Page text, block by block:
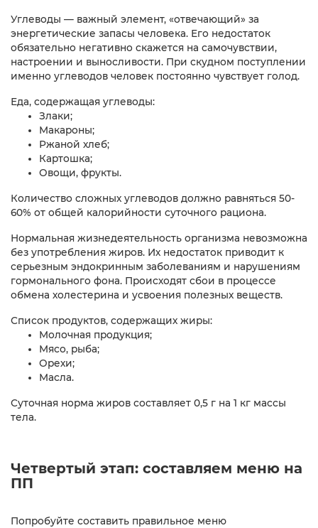
Углеводы — важный элемент, «отвечающий» за
энергетические запасы человека. Его недостаток
обязательно негативно скажется на самочувствии,
настроении и выносливости. При скудном поступлении
именно углеводов человек постоянно чувствует голод.
Еда, содержащая углеводы:
Злаки;
Макароны;
Ржаной хлеб;
Картошка;
Овощи, фрукты.
Количество сложных углеводов должно равняться 50-
60% от общей калорийности суточного рациона.
Нормальная жизнедеятельность организма невозможна
без употребления жиров. Их недостаток приводит к
серьезным эндокринным заболеваниям и нарушениям
гормонального фона. Происходят сбои в процессе
обмена холестерина и усвоения полезных веществ.
Список продуктов, содержащих жиры:
Молочная продукция;
Мясо, рыба;
Орехи;
Масла.
Суточная норма жиров составляет 0,5 г на 1 кг массы
тела.
Четвертый этап: составляем меню на
ПП
Попробуйте составить правильное меню